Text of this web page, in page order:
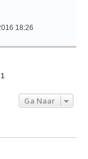
18:26
1
Ga Naar